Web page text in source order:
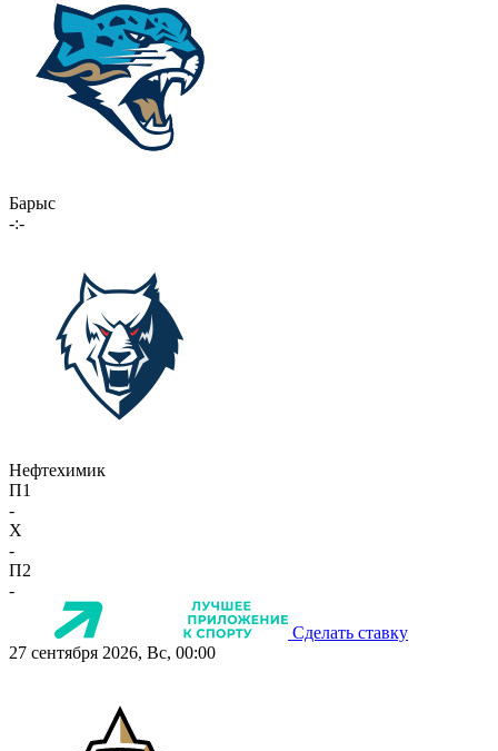
Барыс
-:-
Нефтехимик
П1
-
X
-
П2
-
Сделать ставку
27 сентября 2026, Вс, 00:00